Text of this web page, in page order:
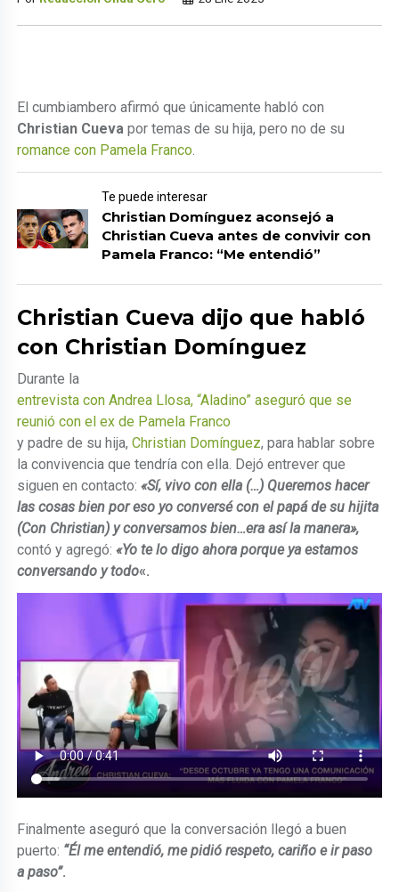
El cumbiambero afirmó que únicamente habló con
Christian Cueva por temas de su hija, pero no de su
romance con Pamela Franco.
Te puede interesar
Christian Domínguez aconsejó a
Christian Cueva antes de convivir con
Pamela Franco: “Me entendió”
Christian Cueva dijo que habló
con Christian Domínguez
Durante la
entrevista con Andrea Llosa, “Aladino” aseguró que se
reunió con el ex de Pamela Franco
y padre de su hija,Christian Domínguez, para hablar sobre
la convivencia que tendría con ella. Dejó entrever que
siguen en contacto:«Sí, vivo con ella (…) Queremos hacer
las cosas bien por eso yo conversé con el papá de su hijita
(Con Christian) y conversamos bien…era así la manera»,
contó y agregó:«Yo te lo digo ahora porque ya estamos
conversando y todo«.
Finalmente aseguró que la conversación llegó a buen
puerto: “Él me entendió, me pidió respeto, cariño e ir paso
a paso”.